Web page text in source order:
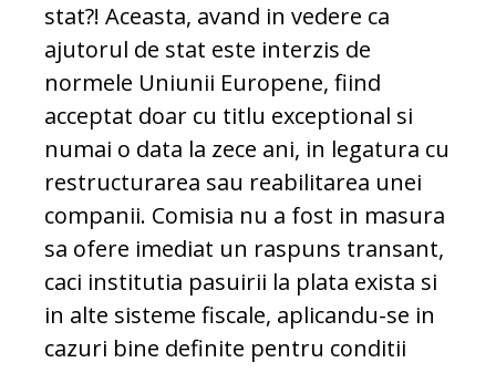
stat?! Aceasta, avand in vedere ca
ajutorul de stat este interzis de
normele Uniunii Europene, fiind
acceptat doar cu titlu exceptional si
numai o data la zece ani, in legatura cu
restructurarea sau reabilitarea unei
companii. Comisia nu a fost in masura
sa ofere imediat un raspuns transant,
caci institutia pasuirii la plata exista si
in alte sisteme fiscale, aplicandu-se in
cazuri bine definite pentru conditii